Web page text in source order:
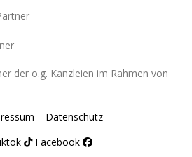
der o.g. Kanzleien im Rahmen von
– Datenschutz
Facebook